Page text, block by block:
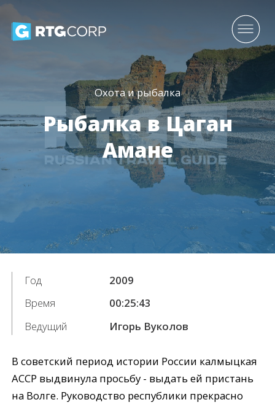
Охота и рыбалка
Рыбалка в Цаган
Амане
Год
2009
Время
00:25:43
Ведущий
Игорь Вуколов
В советский период истории России калмыцкая
АССР выдвинула просьбу - выдать ей пристань
на Волге. Руководство республики прекрасно